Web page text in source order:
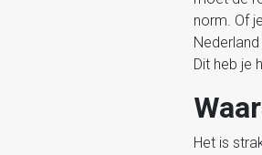
norm. Of
Dit heb je
Het is